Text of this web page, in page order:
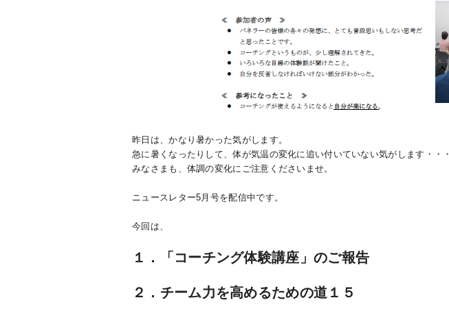
昨日は、かなり暑かった気がします。
急に暑くなったりして、体が気温の変化に追い付いていない気がします・・・
みなさまも、体調の変化にご注意くださいませ。
ニュースレター5月号を配信中です。
今回は、
１．「コーチング体験講座」のご報告
２．チーム力を高めるための道１５